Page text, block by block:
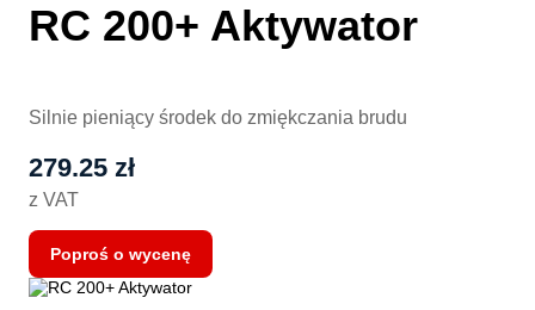
RC 200+ Aktywator
Silnie pieniący środek do zmiękczania brudu
279.25 zł
z VAT
Poproś o wycenę